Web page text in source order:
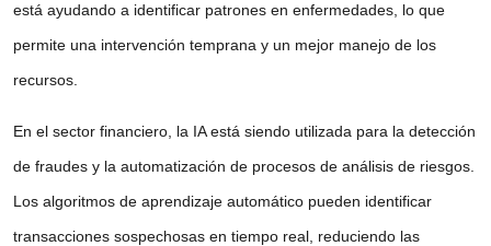
está ayudando a identificar patrones en enfermedades, lo que
permite una intervención temprana y un mejor manejo de los
recursos.
En el sector financiero, la IA está siendo utilizada para la detección
de fraudes y la automatización de procesos de análisis de riesgos.
Los algoritmos de aprendizaje automático pueden identificar
transacciones sospechosas en tiempo real, reduciendo las